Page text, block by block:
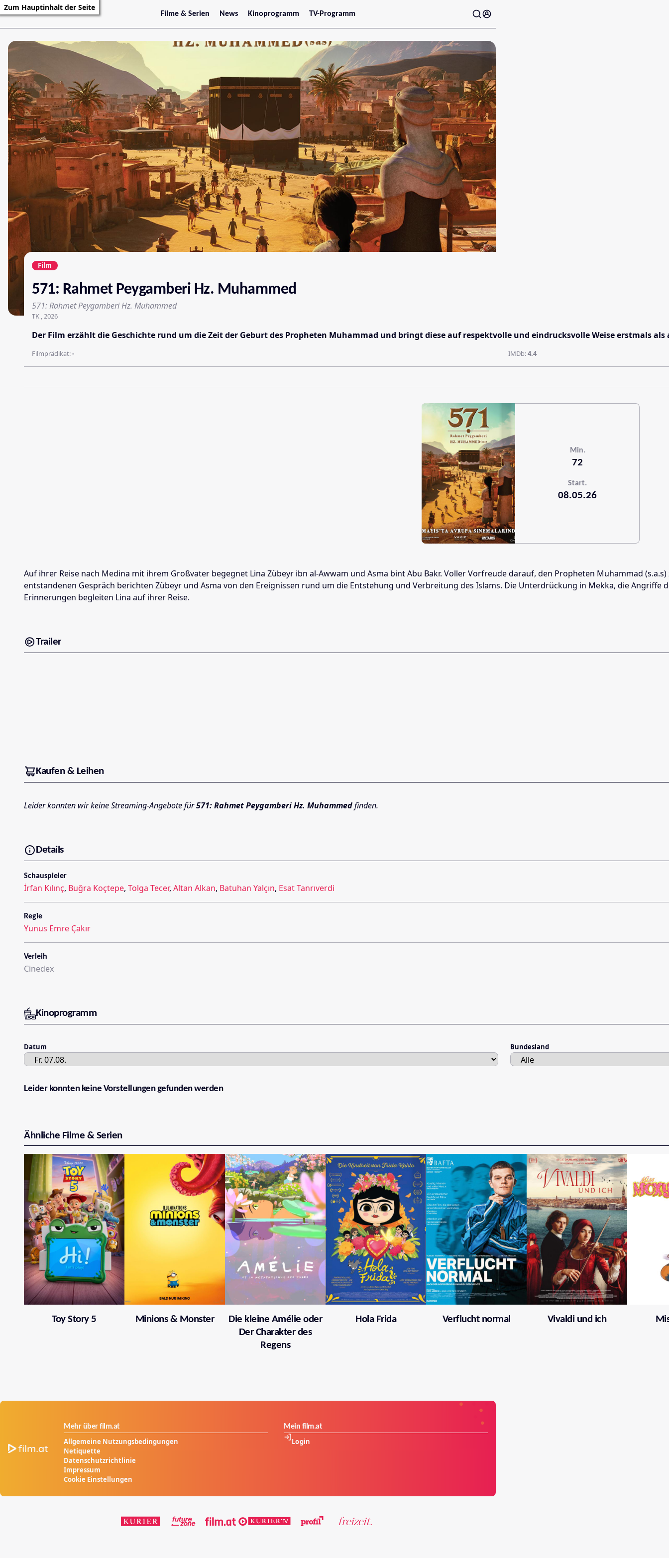
Zum Hauptinhalt der Seite
Filme & Serien
Trailer
Filmarchiv
News
Stars
Kinoprogramm
Jetzt im Kino
Wien
Steiermark
Burgenland
Kärnten
Salzburg
Vorarlberg
TV-Programm
Film
571: Rahmet Peygamberi Hz. Muhammed
571: Rahmet Peygamberi Hz. Muhammed
TK , 2026
Der Film erzählt die Geschichte rund um die Zeit der Geburt des Propheten Muhammad und bringt diese auf respektvolle und eindrucksvolle Weise erstmals
Filmprädikat:- IMDb:4.4
Min.
72
Start.
08.05.26
Auf ihrer Reise nach Medina mit ihrem Großvater begegnet Lina Zübeyr ibn al-Awwam und Asma bint Abu Bakr. Voller Vorfreude darauf, den Propheten Muhammad
entstandenen Gespräch berichten Zübeyr und Asma von den Ereignissen rund um die Entstehung und Verbreitung des Islams. Die Unterdrückung in Mekka, die Angriffe
Erinnerungen begleiten Lina auf ihrer Reise.
Trailer
Kaufen & Leihen
Leider konnten wir keine Streaming-Angebote für571: Rahmet Peygamberi Hz. Muhammedfinden.
Details
Schauspieler
İrfan Kılınç, Buğra Koçtepe, Tolga Tecer, Altan Alkan, Batuhan Yalçın, Esat Tanrıverdi
Regie
Yunus Emre Çakır
Verleih
Cinedex
Kinoprogramm
Datum Bundesland
Leider konnten keine Vorstellungen gefunden werden
Ähnliche Filme & Serien
Toy Story 5 Minions & Monster
Die kleine Amélie oder
Der Charakter des
Regens
Hola Frida Verflucht normal Vivaldi und ich
Mehr über film.at
Allgemeine Nutzungsbedingungen
Netiquette
Datenschutzrichtlinie
Impressum
Cookie Einstellungen
Mein film.at
Login